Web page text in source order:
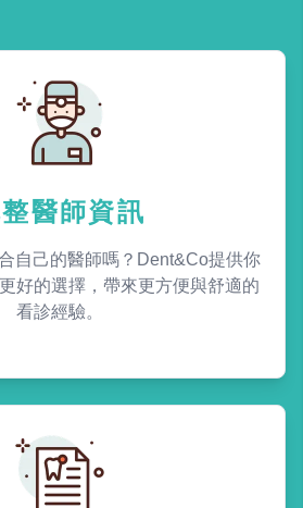
醫師資訊
自己的醫師嗎？Dent&Co提供你
好的選擇，帶來更方便與舒適的
看診經驗。